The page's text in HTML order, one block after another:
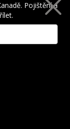
Pojištění a